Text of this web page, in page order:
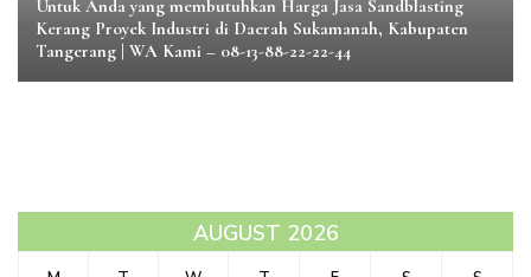
Untuk Anda yang membutuhkan Harga Jasa Sandblasting
Kerang Proyek Industri di Daerah Sukamanah, Kabupaten
Tangerang | WA Kami – 08-13-88-22-22-44
AUGUST 2026